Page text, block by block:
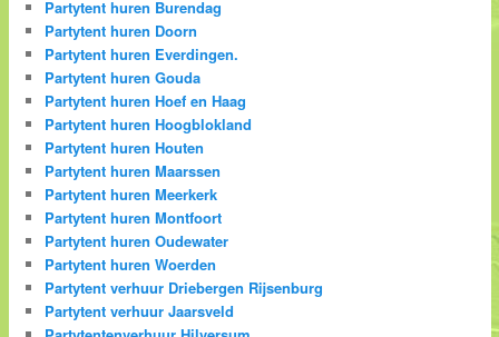
Partytent huren Burendag
Partytent huren Doorn
Partytent huren Everdingen.
Partytent huren Gouda
Partytent huren Hoef en Haag
Partytent huren Hoogblokland
Partytent huren Houten
Partytent huren Maarssen
Partytent huren Meerkerk
Partytent huren Montfoort
Partytent huren Oudewater
Partytent huren Woerden
Partytent verhuur Driebergen Rijsenburg
Partytent verhuur Jaarsveld